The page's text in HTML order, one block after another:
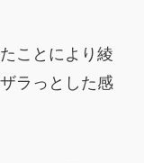
ことにより綾
ラっとした感